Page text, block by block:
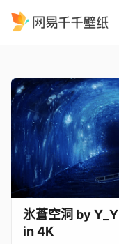
氷蒼空洞 by Y_Y
in 4K